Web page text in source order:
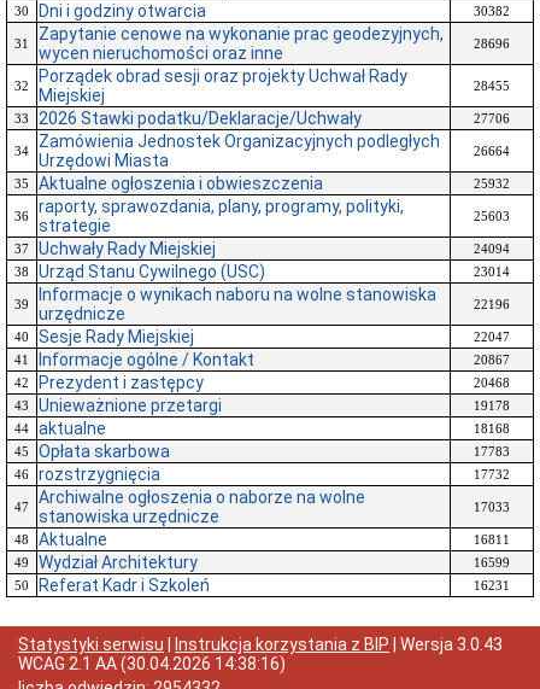
30
Dni i godziny otwarcia 30382
31
Zapytanie cenowe na wykonanie prac geodezyjnych,
wycen nieruchomości oraz inne
28696
32
Porządek obrad sesji oraz projekty Uchwał Rady
Miejskiej
28455
33 2026 Stawki podatku/Deklaracje/Uchwały 27706
34
Zamówienia Jednostek Organizacyjnych podległych
Urzędowi Miasta
26664
35 Aktualne ogłoszenia i obwieszczenia 25932
36
raporty, sprawozdania, plany, programy, polityki,
strategie
25603
37 Uchwały Rady Miejskiej
24094
38
Urząd Stanu Cywilnego (USC) 23014
39
Informacje o wynikach naboru na wolne stanowiska
urzędnicze
22196
40 Sesje Rady Miejskiej
22047
41
Informacje ogólne / Kontakt
20867
42
Prezydent i zastępcy
20468
43
Unieważnione przetargi
19178
44
aktualne
18168
45
Opłata skarbowa
17783
46
rozstrzygnięcia 17732
47
Archiwalne ogłoszenia o naborze na wolne
stanowiska urzędnicze
17033
48 Aktualne
16811
49
Wydział Architektury
16599
50
Referat Kadr i Szkoleń 16231
Statystyki serwisu Instrukcja korzystania z BIP | Wersja 3.0.43
WCAG 2.1 AA(30.04.2026 14:38:16)